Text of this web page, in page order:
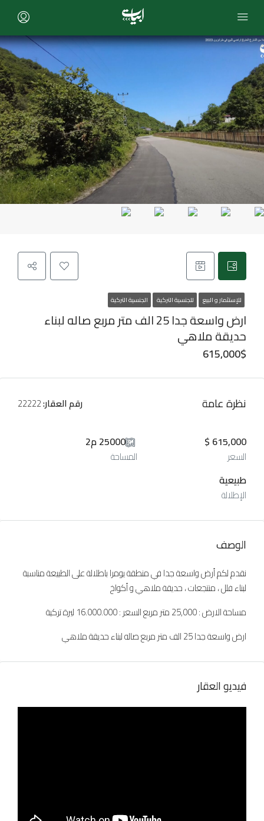
للإستثمار و البيع للجنسية التركية الجنسية التركية
ارض واسعة جدا 25 الف متر مربع صاله لبناء
حديقة ملاهي
615,000$
نظرة عامة رقم العقار:
615,000 $
السعر
25000 م2
المساحة
طبيعية
الإطلالة
الوصف
نقدم لكم أرض واسعة جدا في منطقة يومرا باطلالة على الطبيعة مناسبة
لبناء فلل ، منتجعات ، حديقة ملاهي و أكواخ
مساحة الارض : 25,000 متر مربع السعر : 16.000.000 ليرة تركية
ارض واسعة جدا 25 الف متر مربع صاله لبناء حديقة ملاهي
فيديو العقار